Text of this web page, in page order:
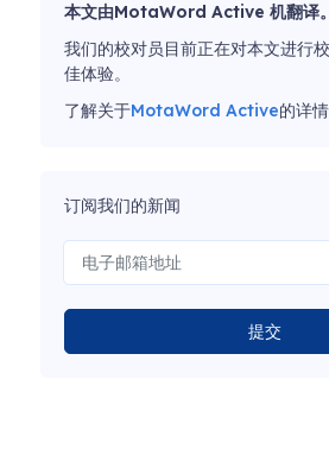
本文由MotaWord Active 机翻译。
我们的校对员目前正在对本文进行
佳体验。
了解关于MotaWord Active的详情
订阅我们的新闻
提交